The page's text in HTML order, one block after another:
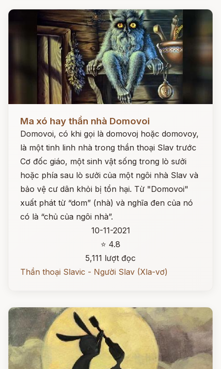
Ma xó hay thần nhà Domovoi
Domovoi, có khi gọi là domovoj hoặc domovoy,
là một tinh linh nhà trong thần thoại Slav trước
Cơ đốc giáo, một sinh vật sống trong lò sưởi
hoặc phía sau lò sưởi của một ngôi nhà Slav và
bảo vệ cư dân khỏi bị tổn hại. Từ "Domovoi"
xuất phát từ “dom” (nhà) và nghĩa đen của nó
có là “chủ của ngôi nhà”.
10-11-2021
⭐ 4.8
5,111 lượt đọc
Thần thoại Slavic - Người Slav (Xla-vơ)